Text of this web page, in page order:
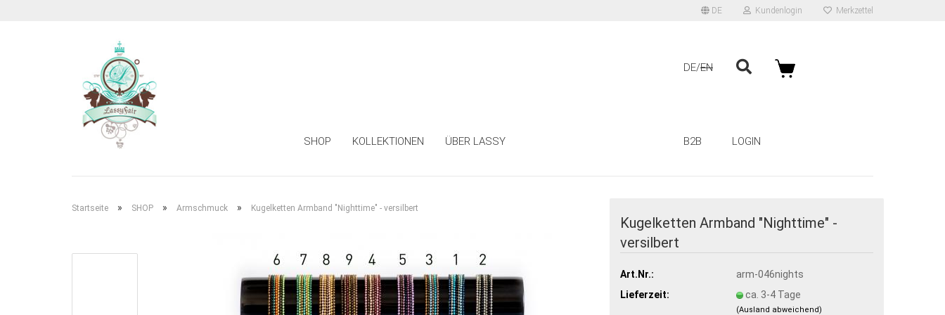
DE Kundenlogin Merkzettel
SHOP KOLLEKTIONEN ÜBER LASSY
DE EN
B2B LOGIN
Startseite » SHOP » Armschmuck » Kugelketten Armband "Nighttime" - versilbert
Kugelketten Armband "Nighttime" -
versilbert
Art.Nr.:
arm-046nights
Lieferzeit:
ca. 3-4 Tage
(Ausland abweichend)